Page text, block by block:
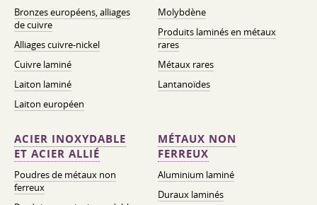
Bronzes européens, alliages
de cuivre
Alliages cuivre-nickel
Cuivre laminé
Laiton laminé
Laiton européen
Molybdène
Produits laminés en métaux
rares
Métaux rares
Lantanoïdes
ACIER INOXYDABLE
ET ACIER ALLIÉ
Poudres de métaux non
ferreux
MÉTAUX NON
FERREUX
Aluminium laminé
Duraux laminés